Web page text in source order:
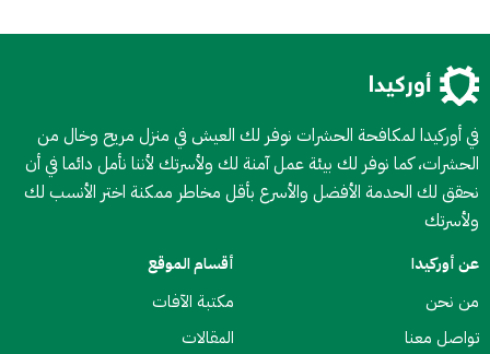
في أوركيدا لمكافحة الحشرات نوفر لك العيش في منزل مريح وخال من
الحشرات، كما نوفر لك بيئة عمل آمنة لك ولأسرتك لأننا نأمل دائما في أن
نحقق لك الحدمة الأفضل والأسرع بأقل مخاطر ممكنة اختر الأنسب لك
ولأسرتك
عن أوركيدا
من نحن
تواصل معنا
أقسام الموقع
مكتبة الآفات
المقالات